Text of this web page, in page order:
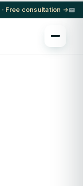
· Free consultation →